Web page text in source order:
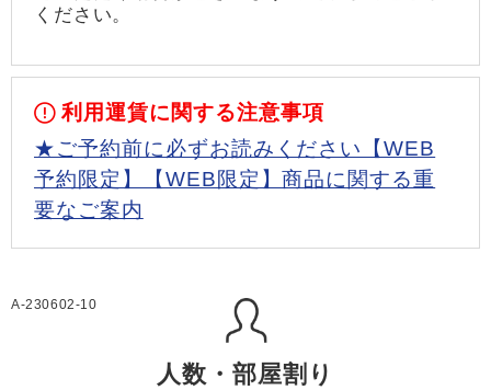
ください。
利用運賃に関する注意事項
★ご予約前に必ずお読みください【WEB
予約限定】【WEB限定】商品に関する重
要なご案内
A-230602-10
人数・部屋割り